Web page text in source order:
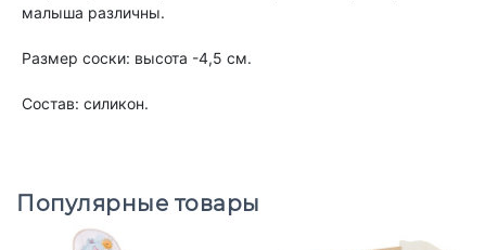
малыша различны.
Размер соски: высота -4,5 см.
Состав: силикон.
Популярные товары